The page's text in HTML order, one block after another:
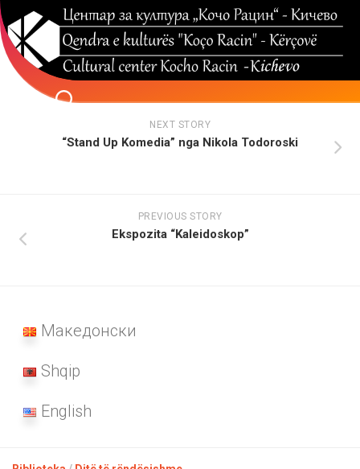
Skip
to
content
NEXT STORY
“Stand Up Komedia” nga Nikola Todoroski
PREVIOUS STORY
Ekspozita “Kaleidoskop”
Македонски
Shqip
English